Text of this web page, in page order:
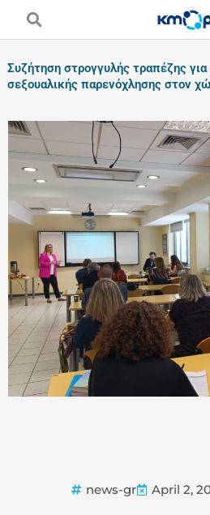
Συζήτηση στρογγυλής τραπέζης
σεξουαλικής παρενόχλησης στον
news-gr April 2,